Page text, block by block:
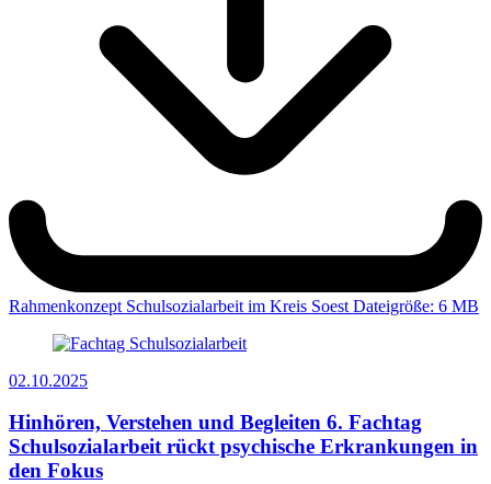
Rahmenkonzept Schulsozialarbeit im Kreis Soest Dateigröße: 6 MB
02.10.2025
Hinhören, Verstehen und Begleiten 6. Fachtag
Schulsozialarbeit rückt psychische Erkrankungen in
den Fokus